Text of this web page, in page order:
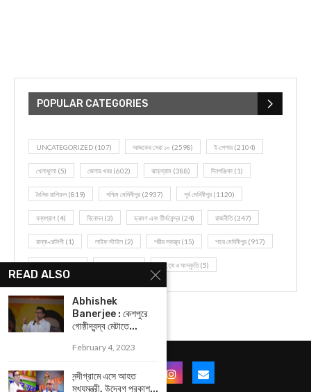
POPULAR CATEGORIES
UNCATEGORIZED (107) আজকের সেরা ১০ (2598) ই-পেপার (2104)
খেলাধূলো (5) জেলার খবর (602) ঝাড়গ্রাম (388) দিনপঞ্জিকা (1)
দৈনিক রাশিফল (819) পশ্চিম মেদিনীপুর (2937) পূর্ব মেদিনীপুর (1120)
বন্যপ্রাণ (4) বিনোদন(3) ভ্রমণ এবং তীর্থকেন্দ্র (24) রাজনীতি(347)
রান্না-রেসিপী (1) লাইফ স্টাইল (2) শরীর স্বাস্থ্য (15) শহর মেদিনীপুর (917)
শিক্ষা ব্যবস্থা(75) সম্পাদকীয়(20) সাহিত্য ও সংস্কৃতি(5)
READ ALSO
Abhishek
Banerjee : কেশপুরে
গোষ্ঠীদ্বন্দ্ব মেটাতে...
February 4, 2023
নন্দীগ্রামে এসে আহত
মুখ্যমন্ত্রী, উদ্বেগ প্রকাশ...